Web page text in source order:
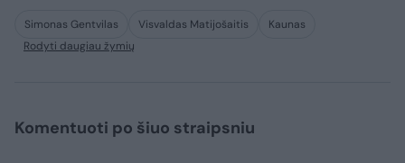
Simonas Gentvilas Visvaldas Matijošaitis
Kaunas
Rodyti daugiau žymių
Komentuoti po šiuo straipsniu